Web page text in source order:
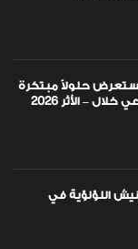
حلولاً مبتكرة
اللؤلؤية في